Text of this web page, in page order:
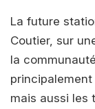
La future
Coutier, sur
la
principalement
mais aussi les